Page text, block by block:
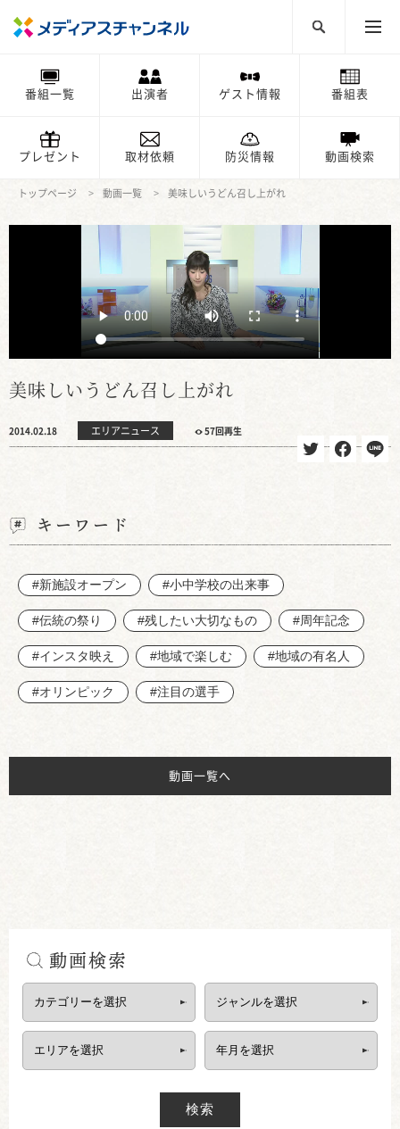
番組一覧 出演者 ゲスト情報 番組表
プレゼント 取材依頼 防災情報 動画検索
トップページ 動画一覧 美味しいうどん召し上がれ
美味しいうどん召し上がれ
2014.02.18 エリアニュース 57回再生
キーワード
#新施設オープン #小中学校の出来事
#伝統の祭り #残したい大切なもの #周年記念
#インスタ映え #地域で楽しむ #地域の有名人
#オリンピック #注目の選手
動画一覧へ
動画検索
検索